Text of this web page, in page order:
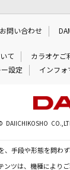
お問い合わせ
て カラオケご
設定 インフォ
DAIICHIKOSHO
手段や形態を問わ
ンツは、機種により